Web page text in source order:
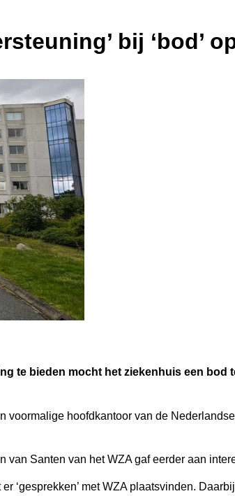
bij ‘bod’
te bieden mocht het ziekenhuis een bod
hoofdkantoor van de
Santen van het WZA gaf eerder aan
‘gesprekken’ met WZA plaatsvinden.